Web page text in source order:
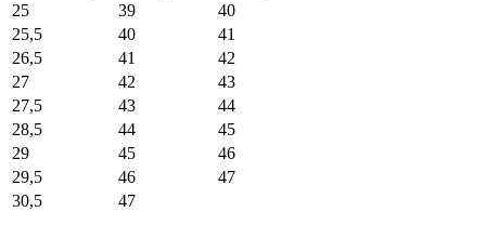
25
39
40
25,5
40
41
26,5
41
42
27
42
43
27,5
43
44
28,5
44
45
29
45
46
29,5
46
47
30,5
47